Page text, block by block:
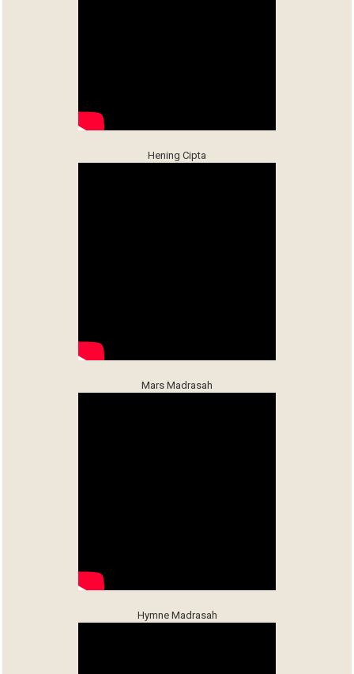
Hening Cipta
Mars Madrasah
Hymne Madrasah